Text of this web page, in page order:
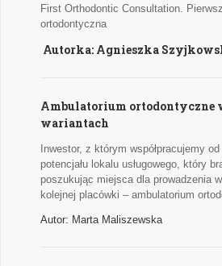
First Orthodontic Consultation.
ortodontyczna
Autorka: Agnieszka
Ambulatorium ortodontyczne
wariantach
Inwestor, z którym współpracujemy
potencjału lokalu usługowego, który
poszukując miejsca dla prowadzenia
kolejnej placówki – ambulatorium
Autor: Marta Maliszewska